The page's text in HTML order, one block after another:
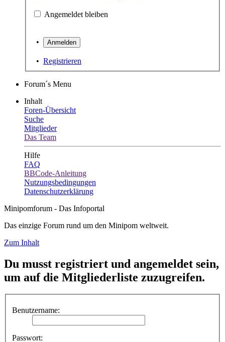
Angemeldet bleiben
•
• Registrieren
Forum´s Menu
Inhalt
Foren-Übersicht
Suche
Mitglieder
Das Team
Hilfe
FAQ
BBCode-Anleitung
Nutzungsbedingungen
Datenschutzerklärung
Minipomforum - Das Infoportal
Das einzige Forum rund um den Minipom weltweit.
Zum Inhalt
Du musst registriert und angemeldet sein,
um auf die Mitgliederliste zuzugreifen.
Benutzername:
Passwort: